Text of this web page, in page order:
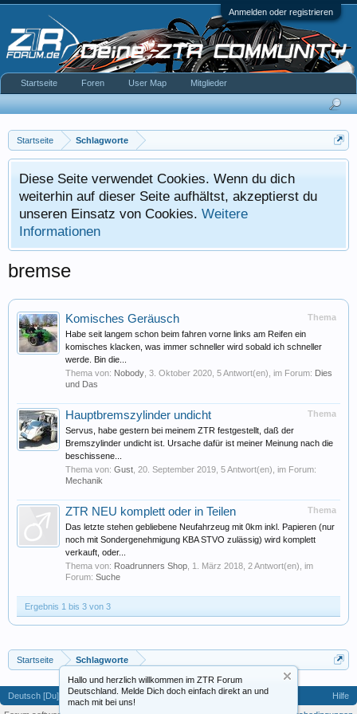
Anmelden oder registrieren
Startseite Schlagworte
Diese Seite verwendet Cookies. Wenn du dich
weiterhin auf dieser Seite aufhältst, akzeptierst du
unseren Einsatz von Cookies. Weitere
Informationen
Hallo und herzlich willkommen im ZTR Forum
Deutschland. Melde Dich doch einfach direkt an und
mach mit bei uns!
bremse
Thema
Komisches Geräusch
Habe seit langem schon beim fahren vorne links am Reifen ein
komisches klacken, was immer schneller wird sobald ich schneller
werde. Bin die...
Thema von: Nobody 3. Oktober 2020 , 5 Antwort(en), im Forum: Dies
und Das
Thema
Hauptbremszylinder undicht
Servus, habe gestern bei meinem ZTR festgestellt, daß der
Bremszylinder undicht ist. Ursache dafür ist meiner Meinung nach die
beschissene...
Thema von: Gust 20. September 2019 , 5 Antwort(en), im Forum:
Mechanik
Thema
ZTR NEU komplett oder in Teilen
Das letzte stehen gebliebene Neufahrzeug mit 0km inkl. Papieren (nur
noch mit Sondergenehmigung KBA STVO zulässig) wird komplett
verkauft, oder...
Thema von: Roadrunners Shop 1. März 2018 , 2 Antwort(en), im
Forum: Suche
Ergebnis 1 bis 3 von 3
Startseite Schlagworte
Startseite Foren User Map Mitglieder
Deutsch [Du]
Hilfe